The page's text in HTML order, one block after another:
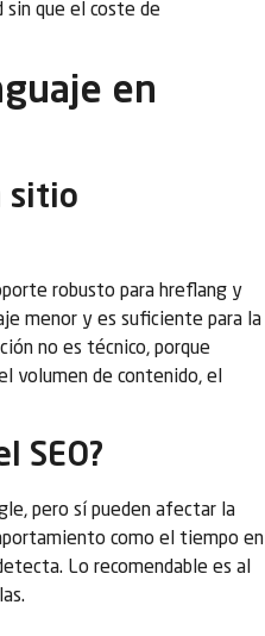
sin que el coste de
en
sitio
robusto para hreflang y
menor y es suficiente para la
no es técnico, porque
volumen de contenido, el
SEO?
pero sí pueden afectar la
como el tiempo en
Lo recomendable es al